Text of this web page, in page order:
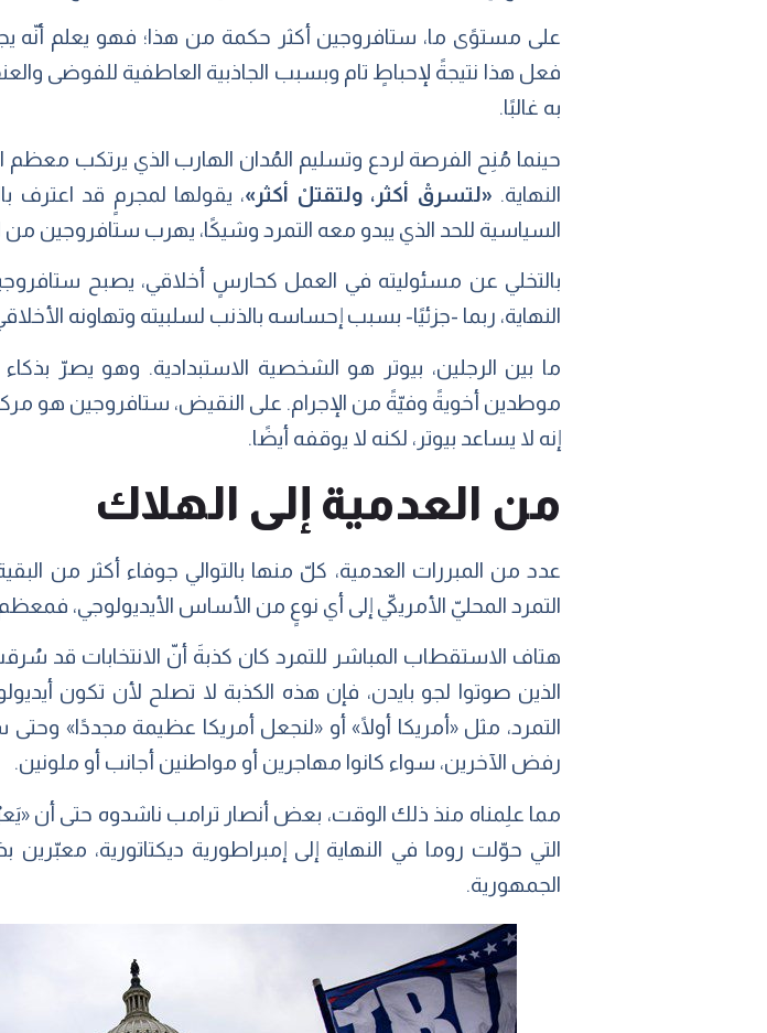
على مستوًى ما، ستافروجين أكثر حكمة من هذا؛ فهو يعلم أنّه
فعل هذا نتيجةً لإحباطٍ تام وبسبب الجاذبية العاطفية للفوضى
به غالبًا.
حينما مُنِح الفرصة لردع وتسليم المُدان الهارب الذي يرتكب
النهاية. «لتسرقْ أكثر، ولتقتلْ أكثر»، يقولها لمجرمٍ قد اعترف
السياسية للحد الذي يبدو معه التمرد وشيكًا، يهرب ستافروجين من
بالتخلي عن مسئوليته في العمل كحارسٍ أخلاقي، يصبح
النهاية، ربما -جزئيًا- بسبب إحساسه بالذنب لسلبيته وتهاونه
ما بين الرجلين، بيوتر هو الشخصية الاستبدادية. وهو يصرّ
موطدين أخويةً وفيّةً من الإجرام. على النقيض، ستافروجين هو
إنه لا يساعد بيوتر، لكنه لا يوقفه أيضًا.
من العدمية إلى الهلاك
عدد من المبررات العدمية، كلّ منها بالتوالي جوفاء أكثر من
التمرد المحليّ الأمريكيّ إلى أي نوعٍ من الأساس الأيديولوجي،
هتاف الاستقطاب المباشر للتمرد كان كذبةَ أنّ الانتخابات قد
الذين صوتوا لجو بايدن، فإن هذه الكذبة لا تصلح لأن تكون
التمرد، مثل «أمريكا أولًا» أو «لنجعل أمريكا عظيمة مجددًا»
رفض الآخرين، سواء كانوا مهاجرين أو مواطنين أجانب أو ملونين.
مما علِمناه منذ ذلك الوقت، بعض أنصار ترامب ناشدوه حتى أن
التي حوّلت روما في النهاية إلى إمبراطورية ديكتاتورية،
الجمهورية.